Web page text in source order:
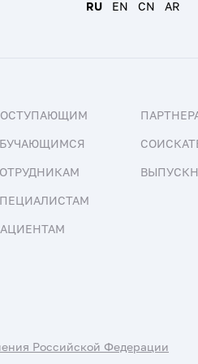
RU EN CN AR
Российской Федерации